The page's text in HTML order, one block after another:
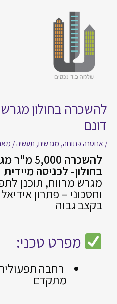
דונם
/ אחסנה פתוחה, מגרשים, תעשיה/
להשכרה
בחולון- לכניסה מיידית
מגרש מרווח, תוכנן
וחסכוני – פתרון
בקצב גבוה
מפרט טכני:
רחבה
מתקדם